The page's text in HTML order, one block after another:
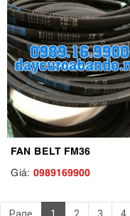
FAN BELT FM36
Giá: 0989169900